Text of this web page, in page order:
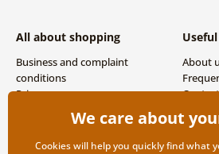
All about shopping
Business and complaint
conditions
Privacy
Shipping and payment options
About
We care about
Cookies will help you quickly find what